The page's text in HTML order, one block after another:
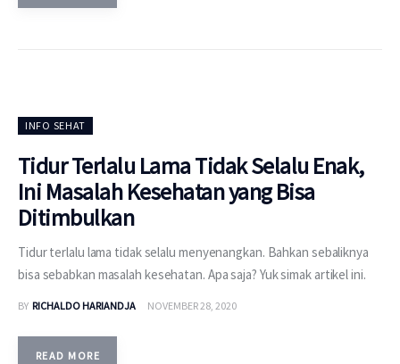
INFO SEHAT
Tidur Terlalu Lama Tidak Selalu Enak,
Ini Masalah Kesehatan yang Bisa
Ditimbulkan
Tidur terlalu lama tidak selalu menyenangkan. Bahkan sebaliknya
bisa sebabkan masalah kesehatan. Apa saja? Yuk simak artikel ini.
BY RICHALDO HARIANDJA NOVEMBER 28, 2020
READ MORE